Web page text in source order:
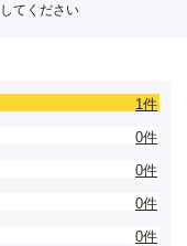
してください
1件
0件
0件
0件
0件